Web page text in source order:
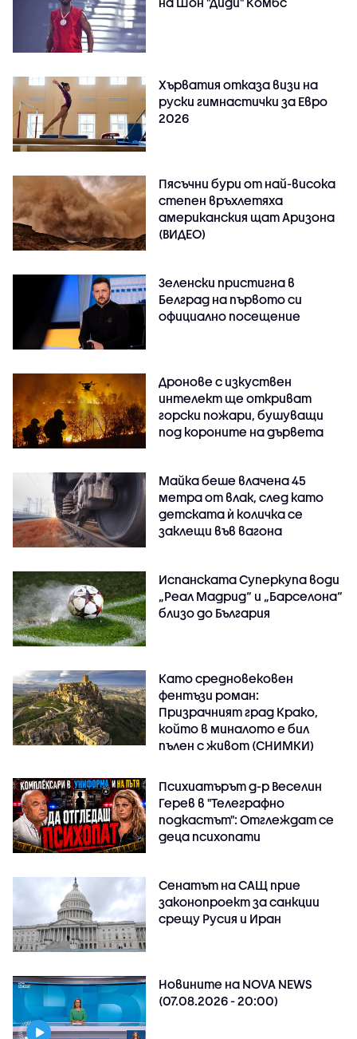
Хърватия отказа визи на
руски гимнастички за Евро
2026
Пясъчни бури от най-висока
степен връхлетяха
американския щат Аризона
(ВИДЕО)
Зеленски пристигна в
Белград на първото си
официално посещение
Дронове с изкуствен
интелект ще откриват
горски пожари, бушуващи
под короните на дървета
Майка беше влачена 45
метра от влак, след като
детската ѝ количка се
заклещи във вагона
Испанската Суперкупа води
„Реал Мадрид“ и „Барселона“
близо до България
Като средновековен
фентъзи роман:
Призрачният град Крако,
който в миналото е бил
пълен с живот (СНИМКИ)
Психиатърът д-р Веселин
Герев в "Телеграфно
подкастът": Отглеждат се
деца психопати
Сенатът на САЩ прие
законопроект за санкции
срещу Русия и Иран
Новините на NOVA NEWS
(07.08.2026 - 20:00)